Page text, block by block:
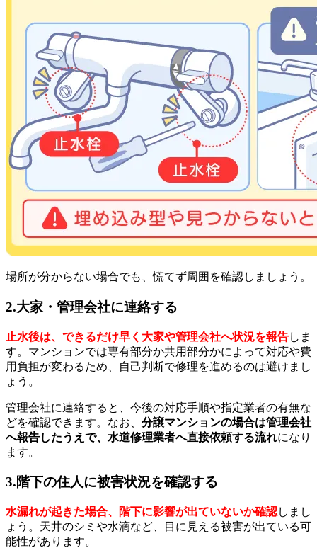
場所が分からない場合でも、慌てず周囲を確認しましょう。
2.大家・管理会社に連絡する
止水後は、できるだけ早く大家や管理会社へ状況を報告しま
す。マンションでは専有部分か共用部分かによって対応や費
用負担が変わるため、自己判断で修理を進めるのは避けまし
ょう。
管理会社に連絡すると、今後の対応手順や指定業者の有無な
どを確認できます。なお、 分譲マンションの場合は管理会社
へ報告したうえで、水道修理業者へ直接依頼する流れになり
ます。
3.階下の住人に被害状況を確認する
水漏れが起きた場合、階下に影響が出ていないか確認しまし
ょう。天井のシミや水滴など、目に見える被害が出ている可
能性があります。